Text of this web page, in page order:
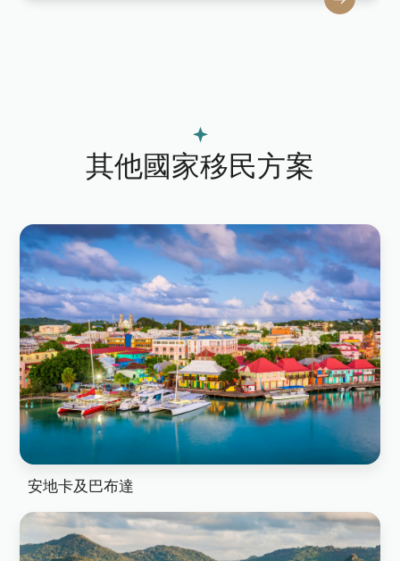
久居民身份，並為此省的經濟和社會發
其他國家移民方案
安地卡及巴布達